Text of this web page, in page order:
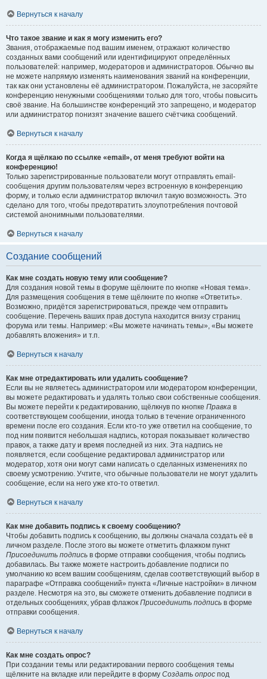
Вернуться к началу
Что такое звание и как я могу изменить его?
Звания, отображаемые под вашим именем, отражают количество
созданных вами сообщений или идентифицируют определённых
пользователей: например, модераторов и администраторов. Обычно вы
не можете напрямую изменять наименования званий на конференции,
так как они установлены её администратором. Пожалуйста, не засоряйте
конференцию ненужными сообщениями только для того, чтобы повысить
своё звание. На большинстве конференций это запрещено, и модератор
или администратор понизят значение вашего счётчика сообщений.
Вернуться к началу
Когда я щёлкаю по ссылке «email», от меня требуют войти на
конференцию!
Только зарегистрированные пользователи могут отправлять email-
сообщения другим пользователям через встроенную в конференцию
форму, и только если администратор включил такую возможность. Это
сделано для того, чтобы предотвратить злоупотребления почтовой
системой анонимными пользователями.
Вернуться к началу
Создание сообщений
Как мне создать новую тему или сообщение?
Для создания новой темы в форуме щёлкните по кнопке «Новая тема».
Для размещения сообщения в теме щёлкните по кнопке «Ответить».
Возможно, придётся зарегистрироваться, прежде чем отправить
сообщение. Перечень ваших прав доступа находится внизу страниц
форума или темы. Например: «Вы можете начинать темы», «Вы можете
добавлять вложения» и т.п.
Вернуться к началу
Как мне отредактировать или удалить сообщение?
Если вы не являетесь администратором или модератором конференции,
вы можете редактировать и удалять только свои собственные сообщения.
Вы можете перейти к редактированию, щёлкнув по кнопке Правка в
соответствующем сообщении, иногда только в течение ограниченного
времени после его создания. Если кто-то уже ответил на сообщение, то
под ним появится небольшая надпись, которая показывает количество
правок, а также дату и время последней из них. Эта надпись не
появляется, если сообщение редактировал администратор или
модератор, хотя они могут сами написать о сделанных изменениях по
своему усмотрению. Учтите, что обычные пользователи не могут удалить
сообщение, если на него уже кто-то ответил.
Вернуться к началу
Как мне добавить подпись к своему сообщению?
Чтобы добавить подпись к сообщению, вы должны сначала создать её в
личном разделе. После этого вы можете отметить флажком пункт
Присоединить подпись в форме отправки сообщения, чтобы подпись
добавилась. Вы также можете настроить добавление подписи по
умолчанию ко всем вашим сообщениям, сделав соответствующий выбор в
параграфе «Отправка сообщений» пункта «Личные настройки» в личном
разделе. Несмотря на это, вы сможете отменить добавление подписи в
отдельных сообщениях, убрав флажок Присоединить подпись в форме
отправки сообщения.
Вернуться к началу
Как мне создать опрос?
При создании темы или редактировании первого сообщения темы
щёлкните на вкладке или перейдите в форму Создать опрос под